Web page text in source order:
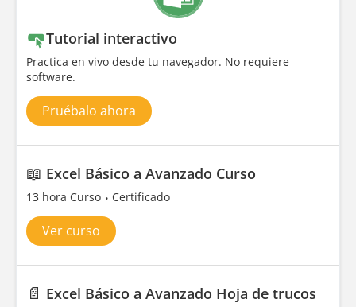
Tutorial interactivo
Practica en vivo desde tu navegador. No requiere
software.
Pruébalo ahora
📖 Excel Básico a Avanzado Curso
13 hora Curso Certificado
Ver curso
📄 Excel Básico a Avanzado Hoja de trucos